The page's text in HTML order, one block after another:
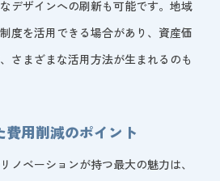
デザインへの刷新も可能です。地域
度を活用できる場合があり、資産価
さまざまな活用方法が生まれるのも
用削減のポイント
ノベーションが持つ最大の魅力は、